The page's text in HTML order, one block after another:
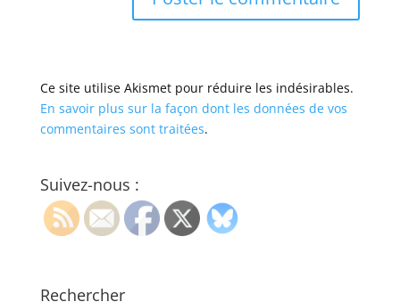
Ce site utilise Akismet pour réduire les indésirables.
En savoir plus sur la façon dont les données de vos
commentaires sont traitées.
Suivez-nous :
Rechercher